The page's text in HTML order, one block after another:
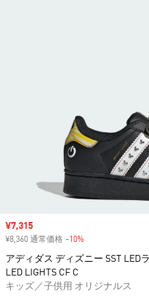
セール価格
¥7,315
¥8,360 通常価格 -10%
アディダス ディズニー SST LED
LED LIGHTS CF C
キッズ／子供用 オリジナルス